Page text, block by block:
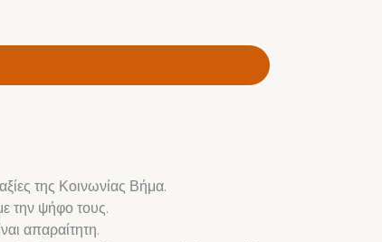
της Κοινωνίας Βήμα.
την ψήφο τους.
απαραίτητη.